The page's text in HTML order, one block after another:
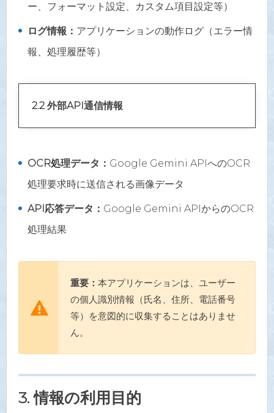
ー、フォーマット設定、カスタム項目設定等）
ログ情報： アプリケーションの動作ログ（エラー情
報、処理履歴等）
2.2 外部API通信情報
OCR処理データ： Google Gemini APIへのOCR
処理要求時に送信される画像データ
API応答データ： Google Gemini APIからのOCR
処理結果
重要：本アプリケーションは、ユーザー
の個人識別情報（氏名、住所、電話番号
等）を意図的に収集することはありませ
ん。
3. 情報の利用目的